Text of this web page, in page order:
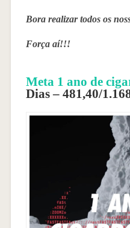
Bora realizar todos os
Força aí!!!
Meta 1 ano de
Dias – 481,40/